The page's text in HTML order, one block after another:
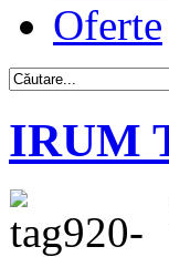
Oferte
IRUM